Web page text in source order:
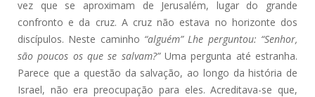
vez que se aproximam de Jerusalém, lugar do grande
confronto e da cruz. A cruz não estava no horizonte dos
discípulos. Neste caminho “alguém” Lhe perguntou: “Senhor,
são poucos os que se salvam?”Uma pergunta até estranha.
Parece que a questão da salvação, ao longo da história de
Israel, não era preocupação para eles. Acreditava-se que,